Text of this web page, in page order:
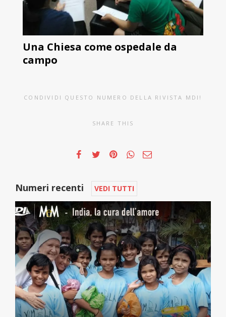
Una Chiesa come ospedale da
campo
CONDIVIDI QUESTO NUMERO DELLA RIVISTA MDI!
SHARE THIS
Numeri recenti VEDI TUTTI